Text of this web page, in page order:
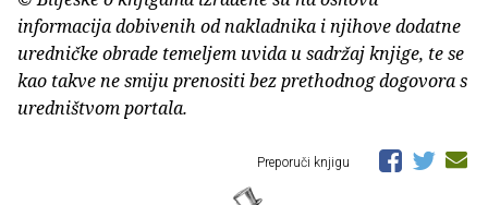
informacija dobivenih od nakladnika i njihove dodatne
uredničke obrade temeljem uvida u sadržaj knjige, te se
kao takve ne smiju prenositi bez prethodnog dogovora s
uredništvom portala.
Preporuči knjigu